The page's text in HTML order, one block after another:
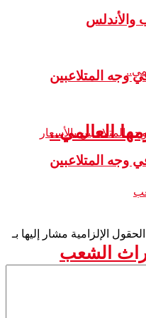
العالمي..
الشعب
والأندلس
وجه المتلاعبين
وجه المتلاعبين
الحقول الإلزامية مشار إليها بـ